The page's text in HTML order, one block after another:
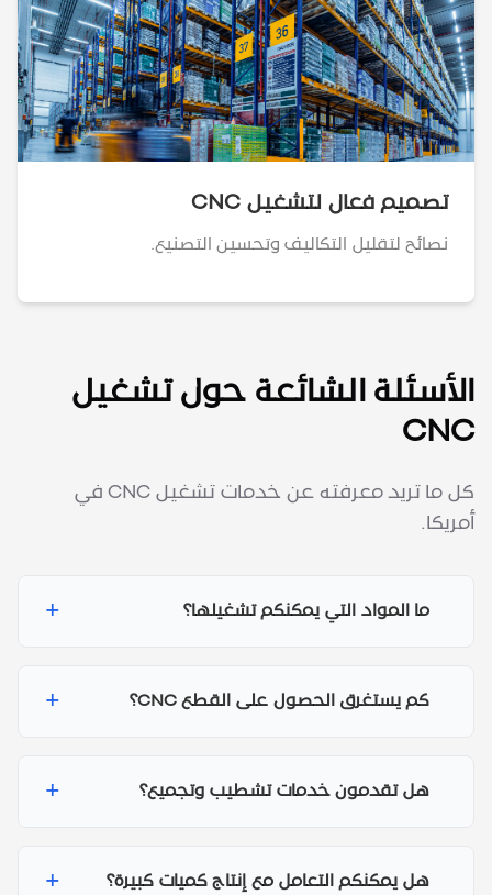
تصميم فعال لتشغيل CNC
نصائح لتقليل التكاليف وتحسين التصنيع.
الأسئلة الشائعة حول تشغيل
CNC
كل ما تريد معرفته عن خدمات تشغيل CNC في
أمريكا.
ما المواد التي يمكنكم تشغيلها؟ +
كم يستغرق الحصول على القطع CNC؟ +
هل تقدمون خدمات تشطيب وتجميع؟ +
هل يمكنكم التعامل مع إنتاج كميات كبيرة؟ +